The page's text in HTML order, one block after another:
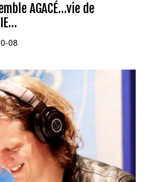
AGACÉ...vie de
08